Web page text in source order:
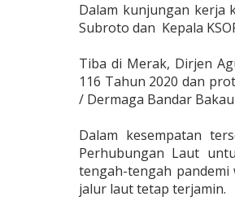
Dalam kunjungan kerja
Subroto dan Kepala
Tiba di Merak, Dirjen
116 Tahun 2020 dan
/ Dermaga Bandar
Dalam kesempatan
Perhubungan Laut
tengah-tengah pandemi
jalur laut tetap terjamin.